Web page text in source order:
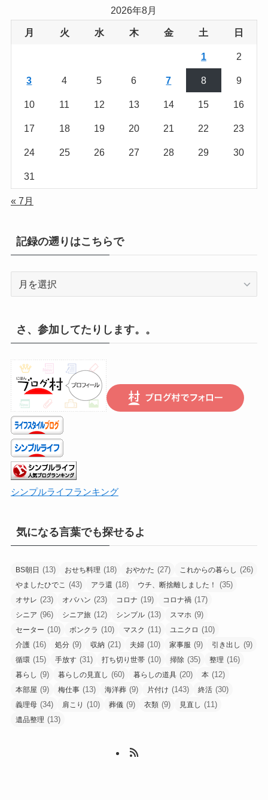
2026年8月
月 火 水 木 金 土 日
1 2
3 4 5 6 7 8 9
10 11 12 13 14 15 16
17 18 19 20 21 22 23
24 25 26 27 28 29 30
31
« 7月
記録の遡りはこちらで
り
こ
ち
ら
で
さ、参加してたりします。。
シンプルライフランキング
気になる言葉でも探せるよ
BS朝日 (13) おせち料理 (18) おやかた (27) これからの暮らし (26)
やましたひでこ (43) アラ還 (18) ウチ、断捨離しました！ (35)
オサレ (23) オバハン (23) コロナ (19) コロナ禍 (17)
シニア (96) シニア旅 (12) シンプル (13) スマホ (9)
セーター (10) ボンクラ (10) マスク (11) ユニクロ (10)
介護 (16) 処分 (9) 収納 (21) 夫婦 (10) 家事服 (9) 引き出し (9)
循環 (15) 手放す (31) 打ち切り世帯 (10) 掃除 (35) 整理 (16)
暮らし (9) 暮らしの見直し (60) 暮らしの道具 (20) 本 (12)
本部屋 (9) 梅仕事 (13) 海洋葬 (9) 片付け (143) 終活 (30)
義理母 (34) 肩こり (10) 葬儀 (9) 衣類 (9) 見直し (11)
遺品整理 (13)